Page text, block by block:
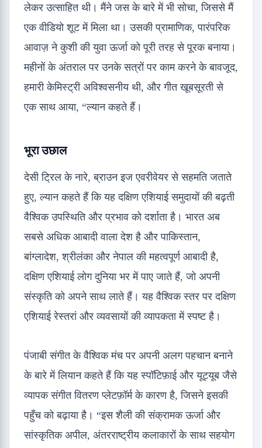
लेकर उत्साहित थी। मैंने जस के बारे में भी सोचा, जिससे मैं
एक वीडियो शूट में मिला था। उसकी प्रामाणिक, पारंपरिक
आवाज़ ने कुशी की युवा ऊर्जा को पूरी तरह से पूरक बनाया।
महीनों के अंतराल पर उनके सत्रों पर काम करने के बावजूद,
हमारी केमिस्ट्री अविश्वसनीय थी, और गीत खूबसूरती से
एक साथ आया, “ल्यान कहते हैं।
भूरा उछाल
देसी ट्रिल के नारे, ब्राउन इज एवरीवेयर से सहमति जताते
हुए, ल्यान कहते हैं कि यह दक्षिण एशियाई समुदायों की बढ़ती
वैश्विक उपस्थिति और प्रभाव को दर्शाता है। भारत अब
सबसे अधिक आबादी वाला देश है और पाकिस्तान,
बांग्लादेश, श्रीलंका और नेपाल की महत्वपूर्ण आबादी है,
दक्षिण एशियाई लोग दुनिया भर में पाए जाते हैं, जो अपनी
संस्कृति को अपने साथ लाते हैं। यह वैश्विक स्तर पर दक्षिण
एशियाई रेस्तरां और व्यवसायों की व्यापकता में स्पष्ट है।
पंजाबी संगीत के वैश्विक मंच पर अपनी अलग पहचान बनाने
के बारे में लियान कहते हैं कि यह स्पॉटिफ़ाई और यूट्यूब जैसे
व्यापक संगीत वितरण प्लेटफ़ॉर्म के कारण है, जिसने इसकी
पहुँच को बढ़ाया है। “इस शैली की संक्रामक ऊर्जा और
सांस्कृतिक अपील, अंतरराष्ट्रीय कलाकारों के साथ सहयोग